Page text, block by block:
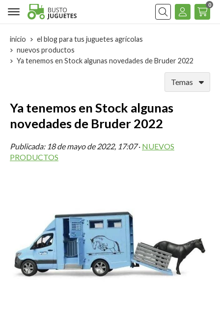
Buscar
0
inicio
el blog para tus juguetes agrícolas
nuevos productos
Ya tenemos en Stock algunas novedades de Bruder 2022
Temas
Ya tenemos en Stock algunas
novedades de Bruder 2022
Publicada: 18 de mayo de 2022, 17:07· NUEVOS
PRODUCTOS